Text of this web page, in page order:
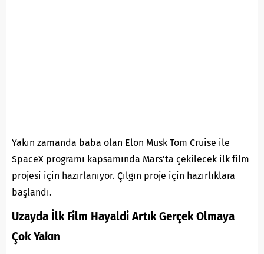
Yakın zamanda baba olan Elon Musk Tom Cruise ile
SpaceX programı kapsamında Mars’ta çekilecek ilk film
projesi için hazırlanıyor. Çılgın proje için hazırlıklara
başlandı.
Uzayda İlk Film Hayaldi Artık Gerçek Olmaya
Çok Yakın